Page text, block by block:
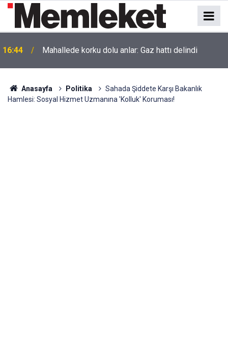
16:44 Mahallede korku dolu anlar: Gaz hattı delindi
Anasayfa Politika
Sahada Şiddete Karşı Bakanlık
Hamlesi: Sosyal Hizmet Uzmanına 'Kolluk' Koruması!